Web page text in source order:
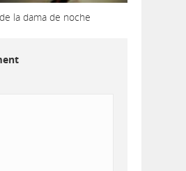
la dama de noche